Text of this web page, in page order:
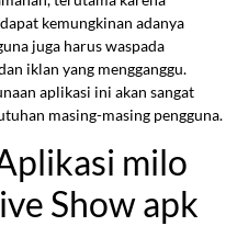
kemungkinan adanya
juga harus waspada
iklan yang mengganggu.
aplikasi ini akan sangat
masing-masing pengguna.
milo
Show apk